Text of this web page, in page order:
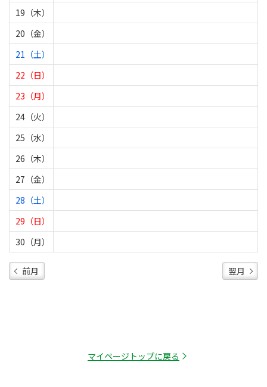
19（木）
20（金）
21（土）
22（日）
23（月）
24（火）
25（水）
26（木）
27（金）
28（土）
29（日）
30（月）
前月 翌月
マイページトップに戻る